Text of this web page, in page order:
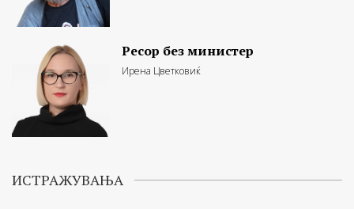
Ресор без министер
Ирена Цветковиќ
ИСТРАЖУВАЊА